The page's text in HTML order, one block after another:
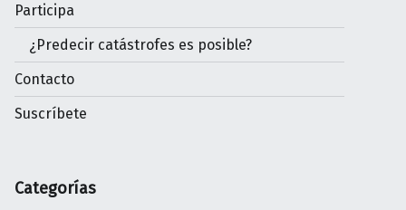
Participa
¿Predecir catástrofes es posible?
Contacto
Suscríbete
Categorías